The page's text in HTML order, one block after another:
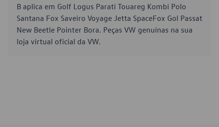
B aplica em Golf Logus Parati Touareg Kombi Polo
Santana Fox Saveiro Voyage Jetta SpaceFox Gol Passat
New Beetle Pointer Bora. Peças VW genuínas na sua
loja virtual oficial da VW.